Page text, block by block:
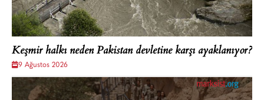
Keşmir halkı neden Pakistan devletine karşı ayaklanıyor?
9 Ağustos 2026